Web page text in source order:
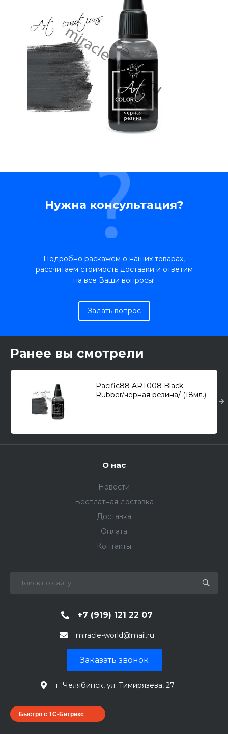
Нужна консультация?
Подробно раскажем о наших товарах,
рассчитаем стоимость доставки и ответим
на все Ваши вопросы!
Задать вопрос
Ранее вы смотрели
Pacific88 ART008 Black
Rubber/черная резина/ (18мл.)
О нас
Новости
Бесплатная доставка
Доставка
Оплата
Контакты
+7 (919) 121 22 07
miracle-world@mail.ru
Заказать звонок
г. Челябинск, ул. Тимирязева, 27
Быстро с 1С-Битрикс